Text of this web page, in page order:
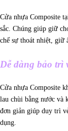
Cửa nhựa Composite
sắc. Chúng giúp giữ
chế sự thoát nhiệt, giữ
Dễ dàng bảo trì
Cửa nhựa Composite
lau chùi bằng nước và
đơn giản giúp duy trì
dụng.